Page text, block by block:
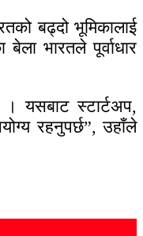
बढ्दो भूमिकालाई
भारतले पूर्वाधार
यसबाट स्टार्टअप,
रहनुपर्छ”, उहाँले